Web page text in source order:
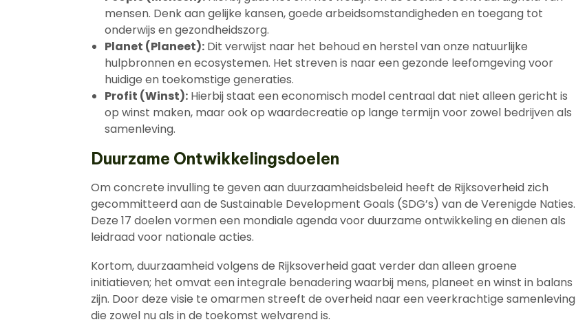
mensen. Denk aan gelijke kansen, goede arbeidsomstandigheden en toegang tot
onderwijs en gezondheidszorg.
Planet (Planeet): Dit verwijst naar het behoud en herstel van onze natuurlijke
hulpbronnen en ecosystemen. Het streven is naar een gezonde leefomgeving voor
huidige en toekomstige generaties.
Profit (Winst): Hierbij staat een economisch model centraal dat niet alleen gericht is
op winst maken, maar ook op waardecreatie op lange termijn voor zowel bedrijven als
samenleving.
Duurzame Ontwikkelingsdoelen
Om concrete invulling te geven aan duurzaamheidsbeleid heeft de Rijksoverheid zich
gecommitteerd aan de Sustainable Development Goals (SDG’s) van de Verenigde Naties.
Deze 17 doelen vormen een mondiale agenda voor duurzame ontwikkeling en dienen als
leidraad voor nationale acties.
Kortom, duurzaamheid volgens de Rijksoverheid gaat verder dan alleen groene
initiatieven; het omvat een integrale benadering waarbij mens, planeet en winst in balans
zijn. Door deze visie te omarmen streeft de overheid naar een veerkrachtige samenleving
die zowel nu als in de toekomst welvarend is.